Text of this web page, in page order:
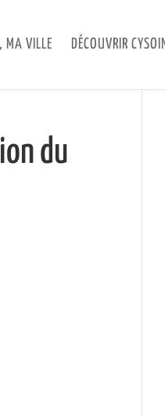
MA VILLE DÉCOUVRIR
du